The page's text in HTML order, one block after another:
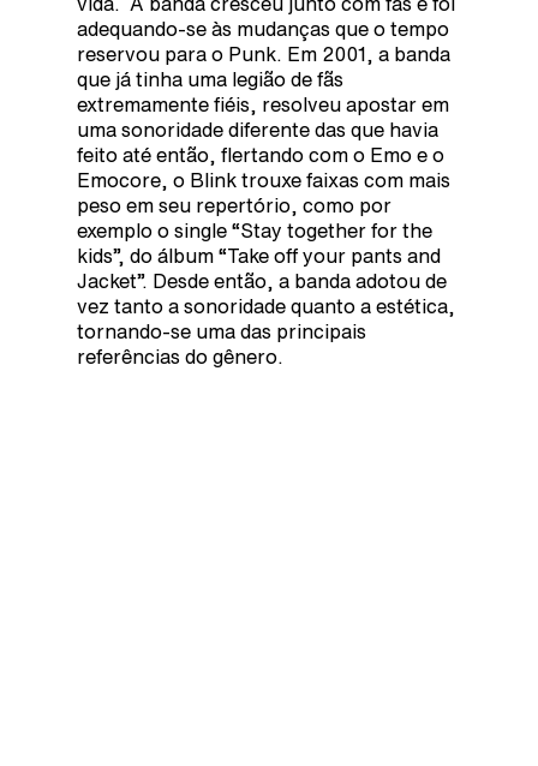
adequando-se às mudanças que o tempo
reservou para o Punk. Em 2001, a banda
que já tinha uma legião de fãs
extremamente fiéis, resolveu apostar em
uma sonoridade diferente das que havia
feito até então, flertando com o Emo e o
Emocore, o Blink trouxe faixas com mais
peso em seu repertório, como por
exemplo o single “Stay together for the
kids”, do álbum “Take off your pants and
Jacket”. Desde então, a banda adotou de
vez tanto a sonoridade quanto a estética,
tornando-se uma das principais
referências do gênero.